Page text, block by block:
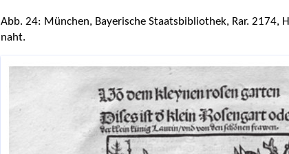
Abb. 24: München, Bayerische Staatsbibliothek, Rar. 2174, H
naht.